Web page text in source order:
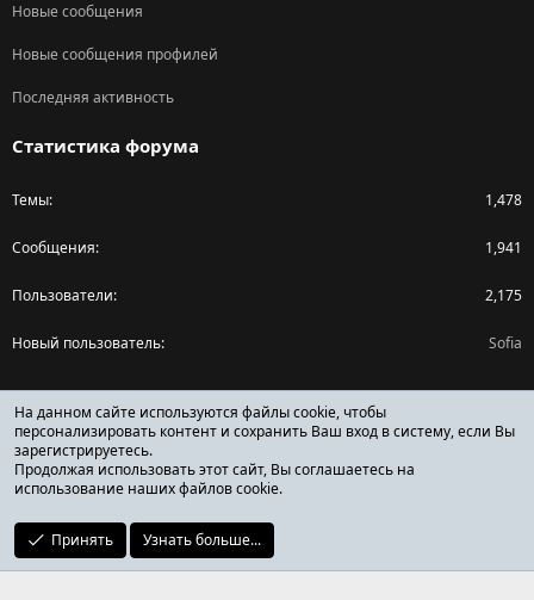
Новые сообщения
Новые сообщения профилей
Последняя активность
Статистика форума
Темы 1,478
Сообщения 1,941
Пользователи 2,175
Новый пользователь Sofia
Поделиться страницей
Facebook
X (Twitter)
Reddit
ОТЗЫВЫ ОНЛАЙН ФОРУМ
На данном сайте используются файлы cookie, чтобы
персонализировать контент и сохранить Ваш вход в систему, если Вы
зарегистрируетесь.
Продолжая использовать этот сайт, Вы соглашаетесь на
использование наших файлов cookie.
Принять Узнать больше...